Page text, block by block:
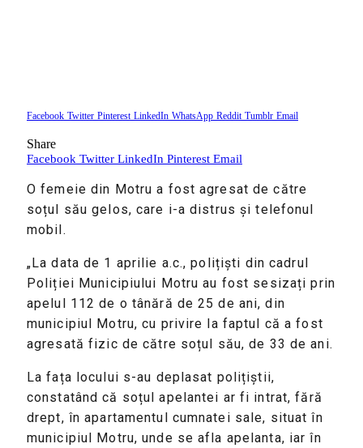
Facebook Twitter Pinterest LinkedIn WhatsApp Reddit Tumblr Email
Share
Facebook Twitter LinkedIn Pinterest Email
O femeie din Motru a fost agresat de către
soțul său gelos, care i-a distrus și telefonul
mobil.
„La data de 1 aprilie a.c., polițiști din cadrul
Poliției Municipiului Motru au fost sesizați prin
apelul 112 de o tânără de 25 de ani, din
municipiul Motru, cu privire la faptul că a fost
agresată fizic de către soțul său, de 33 de ani.
La fața locului s-au deplasat polițiștii,
constatând că soțul apelantei ar fi intrat, fără
drept, în apartamentul cumnatei sale, situat în
municipiul Motru, unde se afla apelanta, iar în